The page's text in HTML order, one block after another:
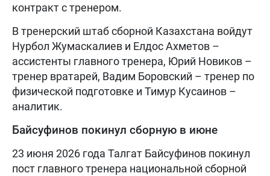
контракт с тренером.
В тренерский штаб сборной Казахстана войдут
Нурбол Жумаскалиев и Елдос Ахметов –
ассистенты главного тренера, Юрий Новиков –
тренер вратарей, Вадим Боровский – тренер по
физической подготовке и Тимур Кусаинов –
аналитик.
Байсуфинов покинул сборную в июне
23 июня 2026 года Талгат Байсуфинов покинул
пост главного тренера национальной сборной